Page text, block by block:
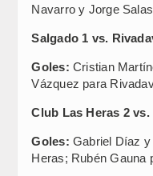
Navarro y Jorge
Salgado 1 vs.
Goles: Cristian
Vázquez para
Club Las Heras 2
Goles: Gabriel Díaz
Heras; Rubén Gauna